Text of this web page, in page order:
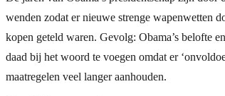
wenden zodat er nieuwe strenge wapenwetten
kopen geteld waren. Gevolg: Obama’s belofte
daad bij het woord te voegen omdat er
maatregelen veel langer aanhouden.